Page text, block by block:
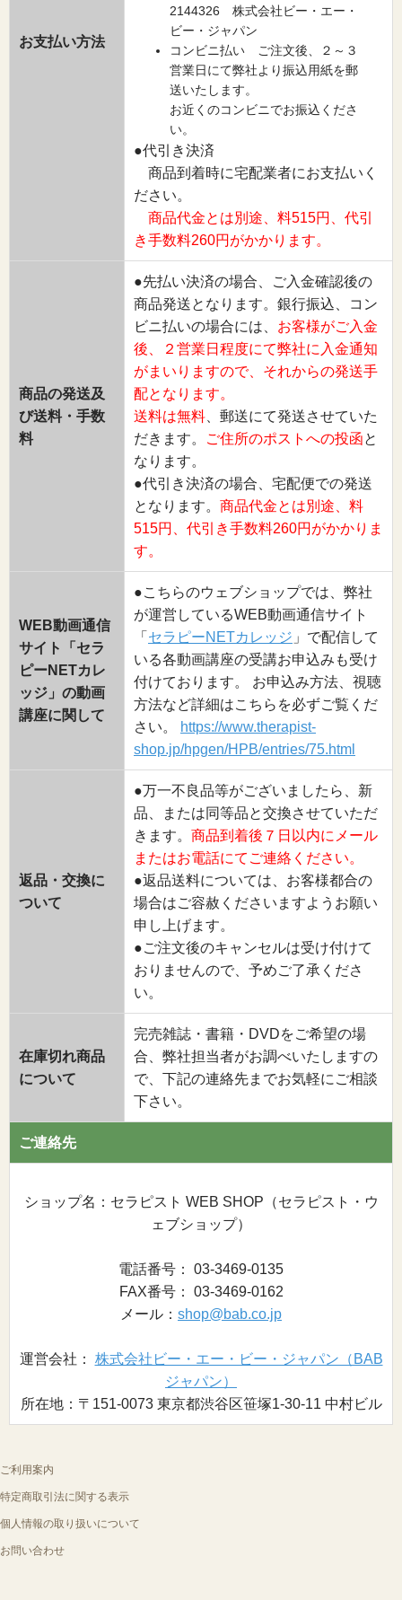
お支払い方法
2144326 株式会社ビー・エー・
ビー・ジャパン
コンビニ払い ご注文後、２～３
営業日にて弊社より振込用紙を郵
送いたします。
お近くのコンビニでお振込くださ
い。
●代引き決済
商品到着時に宅配業者にお支払いく
ださい。
商品代金とは別途、料515円、代引
き手数料260円がかかります。
商品の発送及
び送料・手数
料
●先払い決済の場合、ご入金確認後の
商品発送となります。銀行振込、コン
ビニ払いの場合には、 お客様がご入金
後、２営業日程度にて弊社に入金通知
がまいりますので、それからの発送手
配となります。
送料は無料 、郵送にて発送させていた
だきます。
ご住所のポストへの投函と
なります。
●代引き決済の場合、宅配便での発送
となります。 商品代金とは別途、料
515円、代引き手数料260円がかかりま
す。
WEB動画通信
サイト「セラ
ピーNETカレ
ッジ」の動画
講座に関して
●こちらのウェブショップでは、弊社
が運営しているWEB動画通信サイト
「 セラピーNETカレッジ 」で配信して
いる各動画講座の受講お申込みも受け
付けております。 お申込み方法、視聴
方法など詳細はこちらを必ずご覧くだ
さい。
https://www.therapist-
shop.jp/hpgen/HPB/entries/75.html
返品・交換に
ついて
●万一不良品等がございましたら、新
品、または同等品と交換させていただ
きます。 商品到着後７日以内にメール
またはお電話にてご連絡ください。
●返品送料については、お客様都合の
場合はご容赦くださいますようお願い
申し上げます。
●ご注文後のキャンセルは受け付けて
おりませんので、予めご了承くださ
い。
在庫切れ商品
について
完売雑誌・書籍・DVDをご希望の場
合、弊社担当者がお調べいたしますの
で、下記の連絡先までお気軽にご相談
下さい。
ご連絡先
ショップ名：セラピスト WEB SHOP（セラピスト・ウ
ェブショップ）
電話番号： 03-3469-0135
FAX番号： 03-3469-0162
メール： shop@bab.co.jp
運営会社： 株式会社ビー・エー・ビー・ジャパン（BAB
ジャパン）
所在地：〒151-0073 東京都渋谷区笹塚1-30-11 中村ビル
ご利用案内
特定商取引法に関する表示
個人情報の取り扱いについて
お問い合わせ